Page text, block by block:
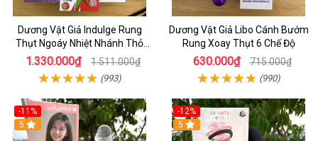
Dương Vật Giả Indulge Rung
Thụt Ngoáy Nhiệt Nhánh Thỏ
Kích Điểm G
1.330.000₫ 1.511.000₫
(993)
Dương Vật Giả Libo Cánh Bướm
Rung Xoay Thụt 6 Chế Độ
630.000₫ 715.000₫
(990)
-11%
5
-12%
5